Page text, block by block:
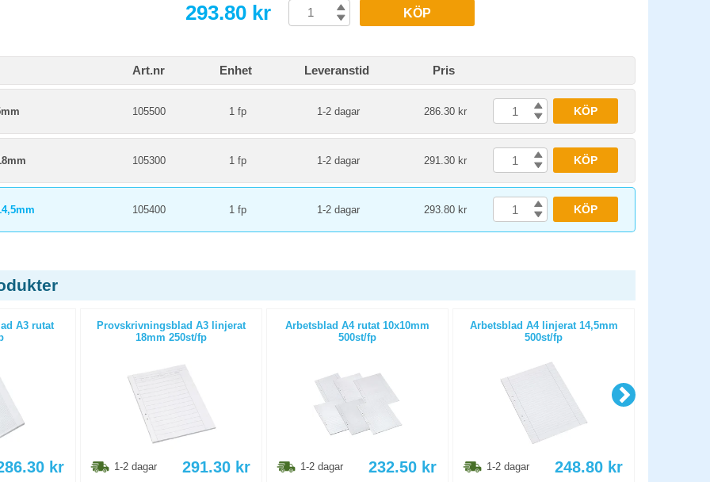
293.80 kr KÖP
Art.nr Enhet Leveranstid Pris
105500 1 fp 1-2 dagar 286.30 kr KÖP
105300 1 fp 1-2 dagar 291.30 kr KÖP
105400 1 fp 1-2 dagar 293.80 kr KÖP
A3 rutat
kr
Provskrivningsblad A3 linjerat
18mm 250st/fp
1-2 dagar 291.30 kr
Arbetsblad A4 rutat 10x10mm
500st/fp
1-2 dagar 232.50 kr
Arbetsblad A4 linjerat 14,5mm
500st/fp
1-2 dagar 248.80 kr